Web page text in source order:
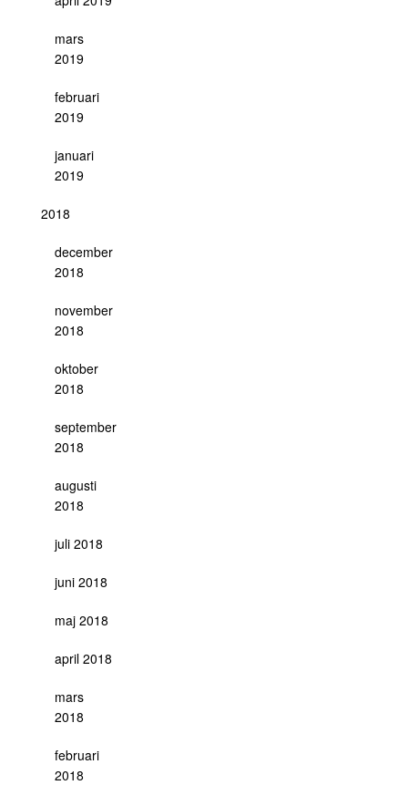
mars
2019
februari
2019
januari
2019
2018
december
2018
november
2018
oktober
2018
september
2018
augusti
2018
juli 2018
juni 2018
maj 2018
april 2018
mars
2018
februari
2018